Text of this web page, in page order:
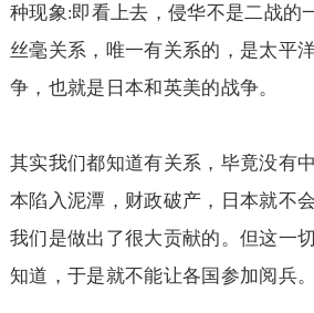
种现象:即看上去，侵华不是二战的
丝毫关系，唯一有关系的，是太平
争，也就是日本和英美的战争。
其实我们都知道有关系，毕竟没有
本陷入泥潭，财政破产，日本就不
我们是做出了很大贡献的。但这一
知道，于是就不能让各国参加阅兵。